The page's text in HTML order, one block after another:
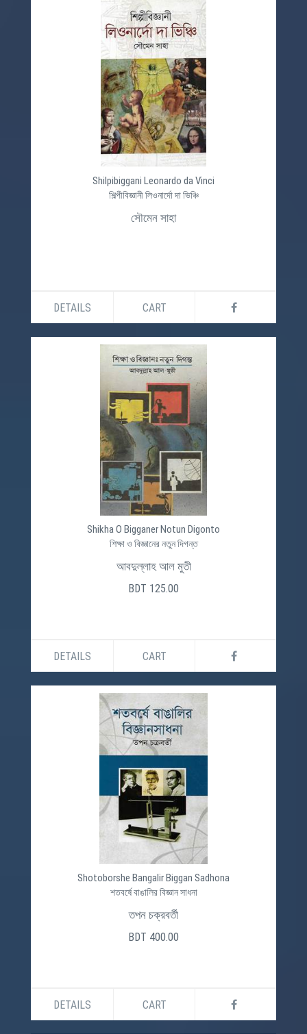
Shilpibiggani Leonardo da Vinci
শিল্পীবিজ্ঞানী লিওনার্দো দা ভিঞ্চি
সৌমেন সাহা
DETAILS CART
Shikha O Bigganer Notun Digonto
শিক্ষা ও বিজ্ঞানের নতুন দিগন্ত
আবদুল্লাহ আল মুতী
BDT 125.00
DETAILS CART
Shotoborshe Bangalir Biggan Sadhona
শতবর্ষে বাঙালির বিজ্ঞান সাধনা
তপন চক্রবর্তী
BDT 400.00
DETAILS CART